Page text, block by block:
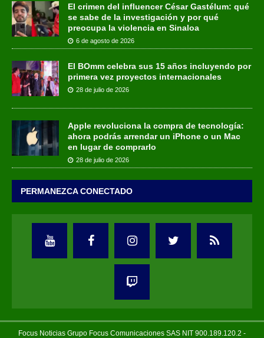
El crimen del influencer César Gastélum: qué
se sabe de la investigación y por qué
preocupa la violencia en Sinaloa
6 de agosto de 2026
El BOmm celebra sus 15 años incluyendo por
primera vez proyectos internacionales
28 de julio de 2026
Apple revoluciona la compra de tecnología:
ahora podrás arrendar un iPhone o un Mac
en lugar de comprarlo
28 de julio de 2026
PERMANEZCA CONECTADO
Focus Noticias Grupo Focus Comunicaciones SAS NIT 900.189.120.2 -